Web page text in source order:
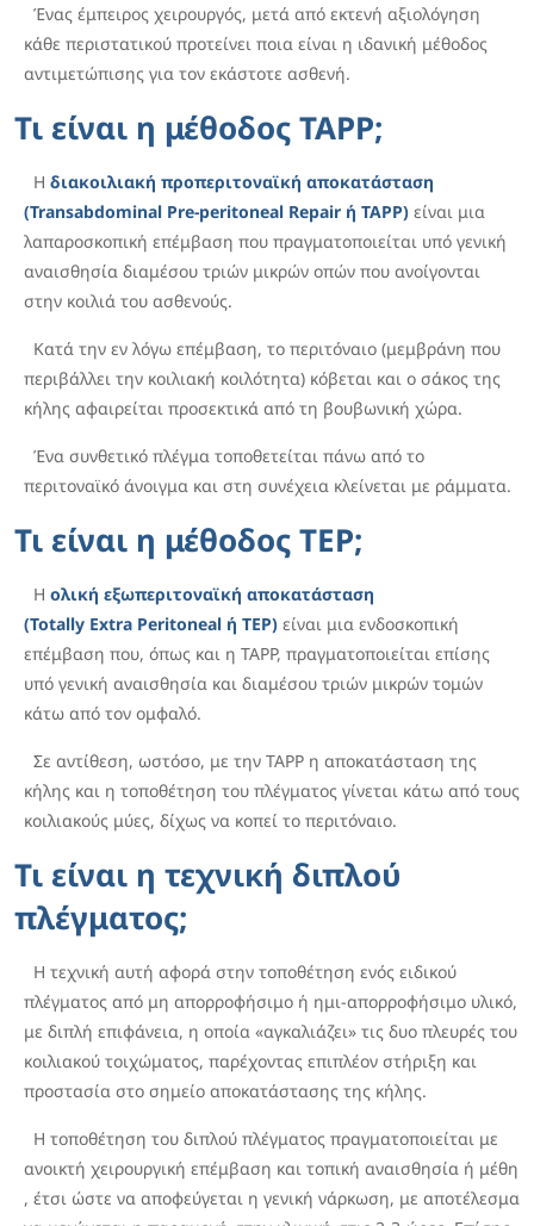
Ένας έμπειρος χειρουργός, μετά από εκτενή αξιολόγηση
κάθε περιστατικού προτείνει ποια είναι η ιδανική μέθοδος
αντιμετώπισης για τον εκάστοτε ασθενή.
Τι είναι η μέθοδος TAPP;
Η διακοιλιακή προπεριτοναϊκή αποκατάσταση
(Transabdominal Pre-peritoneal Repair ή TAPP) είναι μια
λαπαροσκοπική επέμβαση που πραγματοποιείται υπό γενική
αναισθησία διαμέσου τριών μικρών οπών που ανοίγονται
στην κοιλιά του ασθενούς.
Κατά την εν λόγω επέμβαση, το περιτόναιο (μεμβράνη που
περιβάλλει την κοιλιακή κοιλότητα) κόβεται και ο σάκος της
κήλης αφαιρείται προσεκτικά από τη βουβωνική χώρα.
Ένα συνθετικό πλέγμα τοποθετείται πάνω από το
περιτοναϊκό άνοιγμα και στη συνέχεια κλείνεται με ράμματα.
Τι είναι η μέθοδος TEP;
Η ολική εξωπεριτοναϊκή αποκατάσταση
(Totally Extra Peritoneal ή TEP) είναι μια ενδοσκοπική
επέμβαση που, όπως και η TAPP, πραγματοποιείται επίσης
υπό γενική αναισθησία και διαμέσου τριών μικρών τομών
κάτω από τον ομφαλό.
Σε αντίθεση, ωστόσο, με την TAPP η αποκατάσταση της
κήλης και η τοποθέτηση του πλέγματος γίνεται κάτω από τους
κοιλιακούς μύες, δίχως να κοπεί το περιτόναιο.
Τι είναι η τεχνική διπλού
πλέγματος;
Η τεχνική αυτή αφορά στην τοποθέτηση ενός ειδικού
πλέγματος από μη απορροφήσιμο ή ημι-απορροφήσιμο υλικό,
με διπλή επιφάνεια, η οποία «αγκαλιάζει» τις δυο πλευρές του
κοιλιακού τοιχώματος, παρέχοντας επιπλέον στήριξη και
προστασία στο σημείο αποκατάστασης της κήλης.
Η τοποθέτηση του διπλού πλέγματος πραγματοποιείται με
ανοικτή χειρουργική επέμβαση και τοπική αναισθησία ή μέθη
, έτσι ώστε να αποφεύγεται η γενική νάρκωση, με αποτέλεσμα